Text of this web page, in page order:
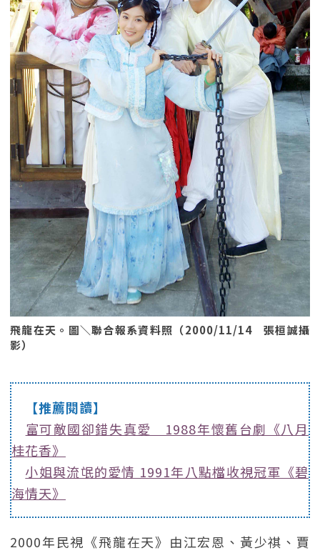
飛龍在天。圖＼聯合報系資料照（2000/11/14 張桓誠攝
影）
【推薦閱讀】
富可敵國卻錯失真愛 1988年懷舊台劇《八月
桂花香》
小姐與流氓的愛情 1991年八點檔收視冠軍《碧
海情天》
2000年民視《飛龍在天》由江宏恩、黃少祺、賈